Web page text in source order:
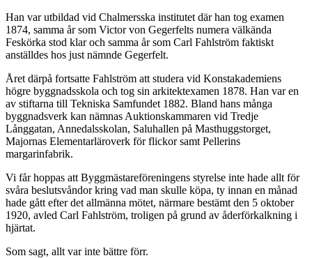
Han var utbildad vid Chalmersska institutet där han tog examen
1874, samma år som Victor von Gegerfelts numera välkända
Feskörka stod klar och samma år som Carl Fahlström faktiskt
anställdes hos just nämnde Gegerfelt.
Året därpå fortsatte Fahlström att studera vid Konstakademiens
högre byggnadsskola och tog sin arkitektexamen 1878. Han var en
av stiftarna till Tekniska Samfundet 1882. Bland hans många
byggnadsverk kan nämnas Auktionskammaren vid Tredje
Långgatan, Annedalsskolan, Saluhallen på Masthuggstorget,
Majornas Elementarläroverk för flickor samt Pellerins
margarinfabrik.
Vi får hoppas att Byggmästareföreningens styrelse inte hade allt för
svåra beslutsvåndor kring vad man skulle köpa, ty innan en månad
hade gått efter det allmänna mötet, närmare bestämt den 5 oktober
1920, avled Carl Fahlström, troligen på grund av åderförkalkning i
hjärtat.
Som sagt, allt var inte bättre förr.